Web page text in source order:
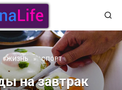
#ЖИЗНЬ » СПОРТ
на завтрак